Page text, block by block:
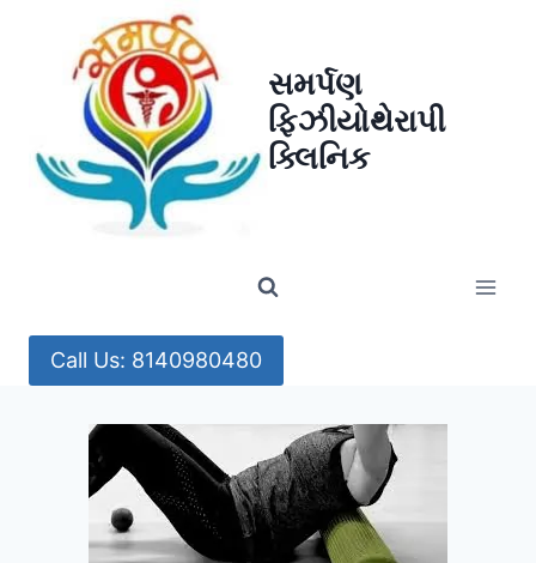
સમર્પણ
ફિઝીયોથેરાપી
ક્લિનિક
Call Us: 8140980480